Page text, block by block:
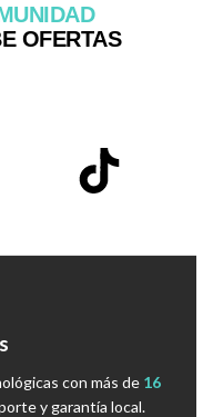
OFERTAS
con más de 16
y garantía local.